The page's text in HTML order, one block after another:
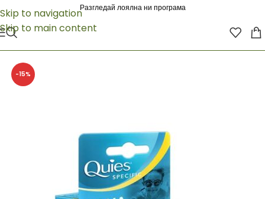
Skip to navigation
Skip to main content
Разгледай лоялна ни програма
-15%